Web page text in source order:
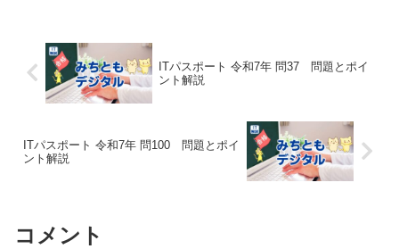
ITパスポート 令和7年 問37 問題とポイ
ント解説
ITパスポート 令和7年 問100 問題とポイ
ント解説
コメント